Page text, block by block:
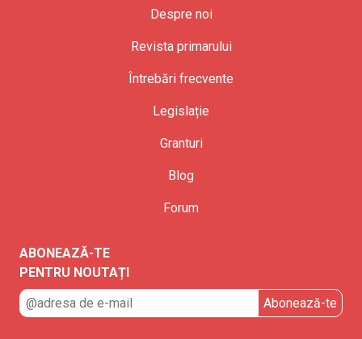
Despre noi
Revista primarului
Întrebări frecvente
Legislație
Granturi
Blog
Forum
ABONEAZĂ-TE
PENTRU NOUTAȚI